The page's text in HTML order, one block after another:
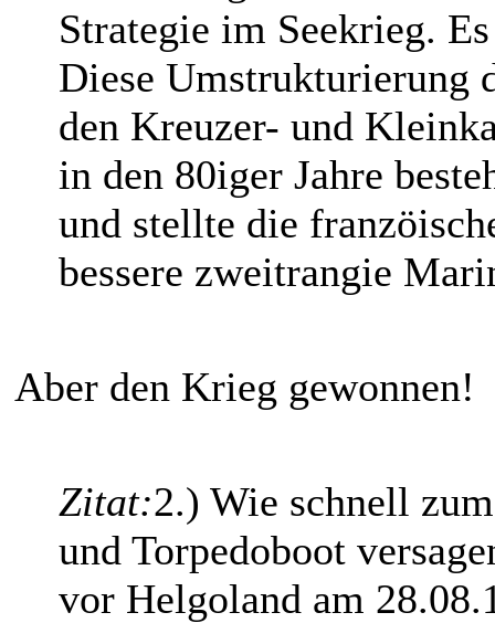
Strategie im Seekrieg.
Diese Umstrukturierung
den Kreuzer- und
in den 80iger Jahre
und stellte die
bessere zweitrangie
Aber den Krieg gewonnen!
Zitat:2.) Wie schnell
und Torpedoboot
vor Helgoland am